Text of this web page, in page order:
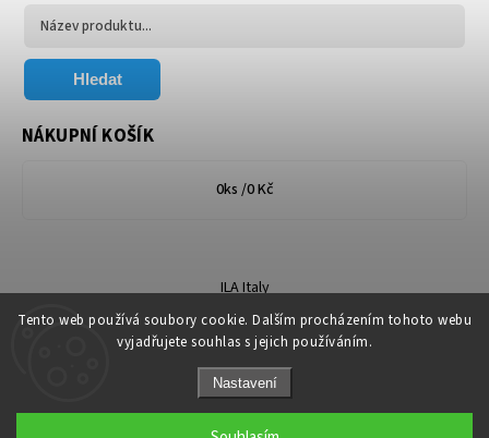
Tento web používá soubory cookie. Dalším procházením tohoto webu
vyjadřujete souhlas s jejich používáním.
Nastavení
Hledat
NÁKUPNÍ KOŠÍK
0ks /0 Kč
ILA Italy